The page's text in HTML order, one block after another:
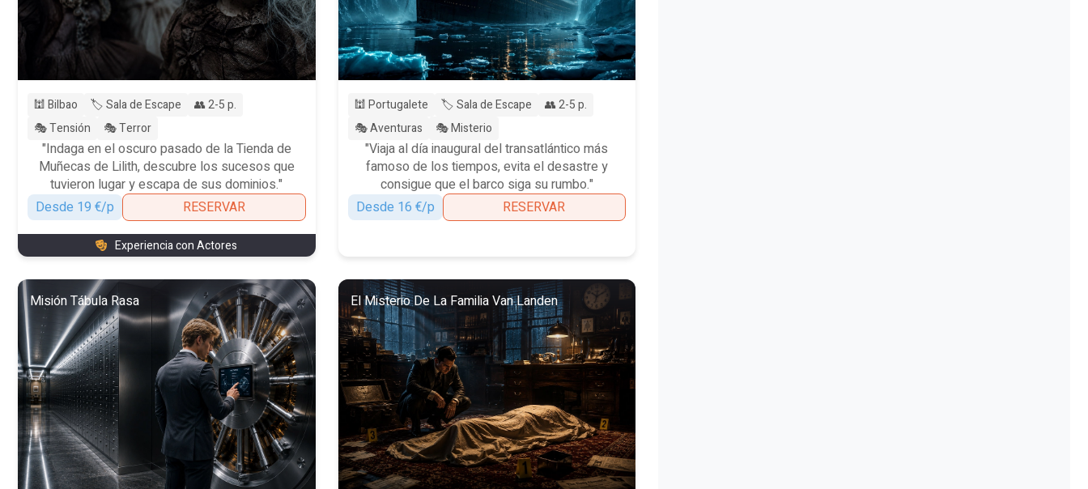
🕍 Bilbao 🏷️ Sala de Escape
👥 2-5 p.
🎭 Tensión
🎭 Terror
"Indaga en el oscuro pasado de la Tienda de
Muñecas de Lilith, descubre los sucesos que
tuvieron lugar y escapa de sus dominios."
Desde 19 €/p
RESERVAR
Experiencia con Actores
🕍 Portugalete 🏷️ Sala de Escape
👥 2-5 p.
🎭 Aventuras
🎭 Misterio
"Viaja al día inaugural del transatlántico más
famoso de los tiempos, evita el desastre y
consigue que el barco siga su rumbo."
Desde 16 €/p
RESERVAR
Misión Tábula Rasa El Misterio De La Familia Van Landen